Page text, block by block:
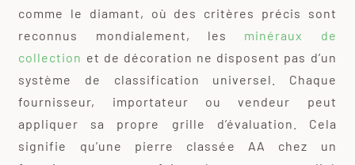
comme le diamant, où des critères précis sont
reconnus mondialement, les minéraux de
collection et de décoration ne disposent pas d’un
système de classification universel. Chaque
fournisseur, importateur ou vendeur peut
appliquer sa propre grille d’évaluation. Cela
signifie qu’une pierre classée AA chez un